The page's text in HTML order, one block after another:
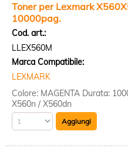
Toner per Lexmark
10000pag.
Cod. art.:
LLEX560M
Marca Compatibile:
LEXMARK
Colore: MAGENTA Durata:
X560n / X560dn